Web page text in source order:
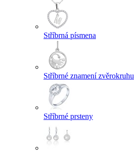
Stříbrná písmena
Stříbrné znamení zvěrokruhu
Stříbrné prsteny